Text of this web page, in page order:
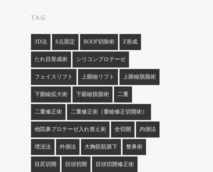
TAG
3D法 6点固定 ROOF切除術 Z形成
たれ目形成術 シリコンプロテーゼ
フェイスリフト 上眼瞼リフト 上眼瞼脱脂術
下眼瞼拡大術 下眼瞼脱脂術 二重
二重修正術 二重修正術（重瞼修正切開術）
他院鼻プロテーゼ入れ替え術 全切開 内側法
埋没法 外側法 大胸筋筋膜下 整鼻術
目尻切開 目頭切開 目頭切開修正術